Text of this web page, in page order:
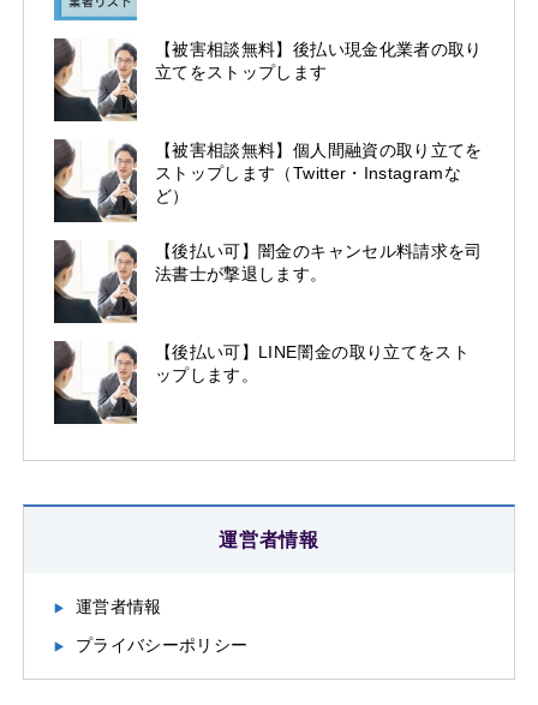
【被害相談無料】後払い現金化業者の取り
立てをストップします
【被害相談無料】個人間融資の取り立てを
ストップします（Twitter・Instagramな
ど）
【後払い可】闇金のキャンセル料請求を司
法書士が撃退します。
【後払い可】LINE闇金の取り立てをスト
ップします。
運営者情報
運営者情報
プライバシーポリシー